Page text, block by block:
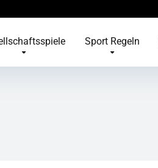
Sport Regeln